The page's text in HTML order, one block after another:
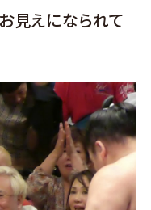
見えになられて